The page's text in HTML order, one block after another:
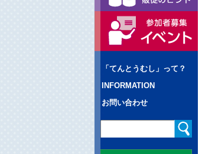
「てんとうむし」って？
INFORMATION
お問い合わせ